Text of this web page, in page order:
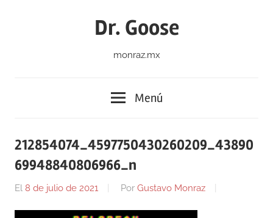
Dr. Goose
monraz.mx
Menú
212854074_4597750430260209_43890
69948840806966_n
El 8 de julio de 2021 Por Gustavo Monraz